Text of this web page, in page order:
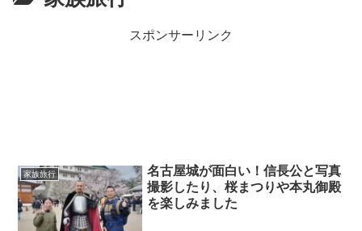
スポンサーリンク
家族旅行
名古屋城が面白い！信長公と写真
撮影したり、桜まつりや本丸御殿
を楽しみました